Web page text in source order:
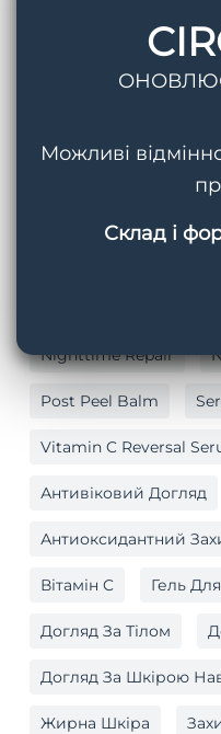
Nighttime Repair
Post Peel Balm
Vitamin C Reversal
Антивіковий Догляд
Антиоксидантний
Вітамін C Гель
Догляд За Тілом
Догляд За Шкірою
Жирна Шкіра
Можливі
Склад і